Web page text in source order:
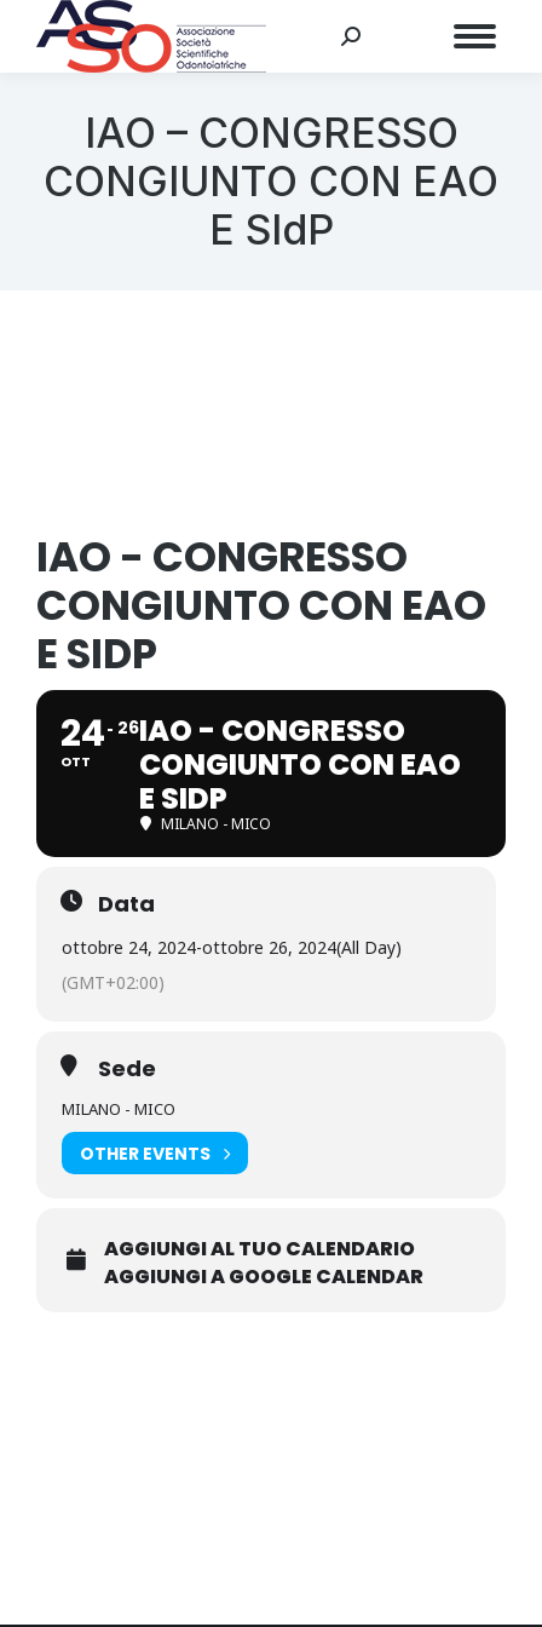
IAO – CONGRESSO
CONGIUNTO CON EAO
E SIdP
IAO - CONGRESSO
CONGIUNTO CON EAO
E SIDP
24
OTT
26IAO - CONGRESSO
CONGIUNTO CON EAO
E SIDP
MILANO - MICO
Data
ottobre 24, 2024-ottobre 26, 2024(All Day)
(GMT+02:00)
Sede
MILANO - MICO
OTHER EVENTS
AGGIUNGI AL TUO CALENDARIO
AGGIUNGI A GOOGLE CALENDAR